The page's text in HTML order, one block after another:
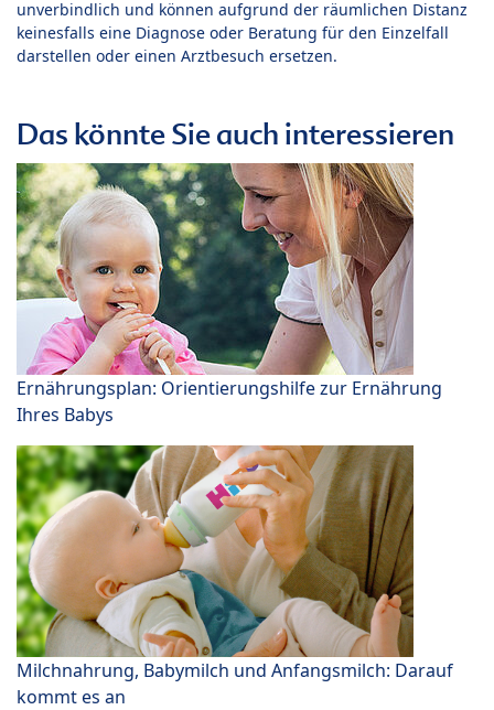
unverbindlich und können aufgrund der räumlichen Distanz
keinesfalls eine Diagnose oder Beratung für den Einzelfall
darstellen oder einen Arztbesuch ersetzen.
Das könnte Sie auch interessieren
Ernährungsplan: Orientierungshilfe zur Ernährung
Ihres Babys
Milchnahrung, Babymilch und Anfangsmilch: Darauf
kommt es an